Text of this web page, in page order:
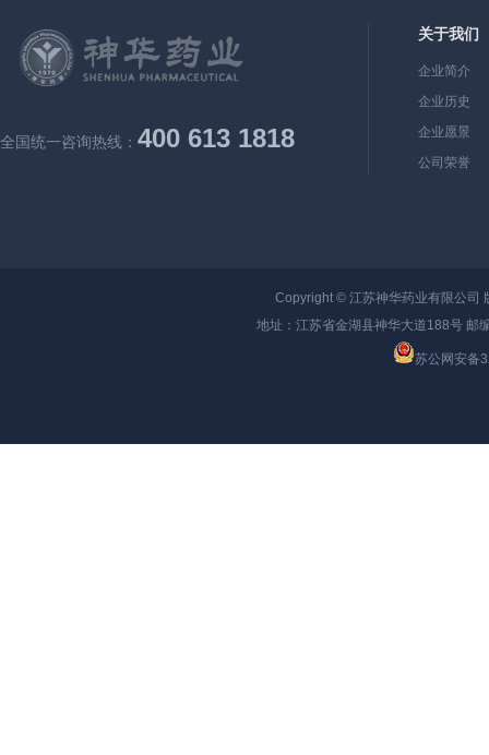
全国统一咨询热线： 400 613 1818
关于我们
企业简介
企业历史
企业愿景
公司荣誉
Copyright ©江苏神华药业有限公司
地址：江苏省金湖县神华大道188号 邮
苏公网安备